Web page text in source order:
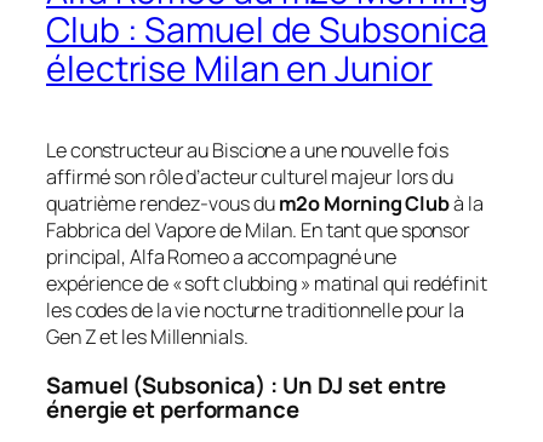
Club : Samuel de Subsonica
électrise Milan en Junior
Le constructeur au Biscione a une nouvelle fois
affirmé son rôle d’acteur culturel majeur lors du
quatrième rendez-vous dum2o Morning Clubà la
Fabbrica del Vapore de Milan. En tant que sponsor
principal, Alfa Romeo a accompagné une
expérience de « soft clubbing » matinal qui redéfinit
les codes de la vie nocturne traditionnelle pour la
Gen Z et les Millennials.
Samuel (Subsonica) : Un DJ set entre
énergie et performance